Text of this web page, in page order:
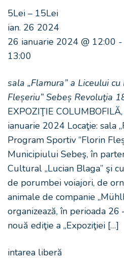
5Lei – 15Lei
ian. 26 2024
26 ianuarie 2024 @ 12:00 -
13:00
sala „Flamura” a Liceului
Fleșeriu” Sebeș Revoluţia
EXPOZIŢIE
ianuarie 2024 Locaţie: sala
Program Sportiv “Florin
Municipiului Sebeş, în
Cultural „Lucian Blaga” şi
de porumbei voiajori, de
animale de companie
organizează, în perioada
nouă ediţie a „Expoziţiei […]
intarea liberă